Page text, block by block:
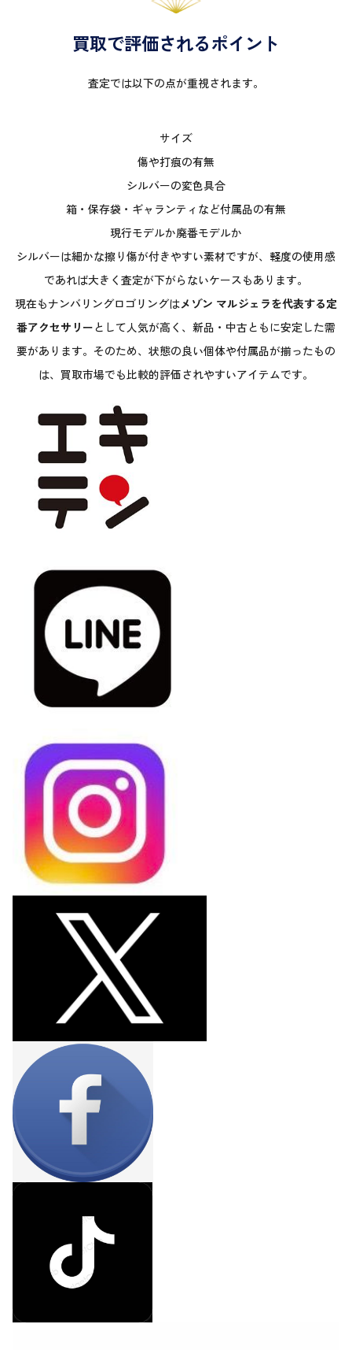
買取で評価されるポイント
査定では以下の点が重視されます。
サイズ
傷や打痕の有無
シルバーの変色具合
箱・保存袋・ギャランティなど付属品の有無
現行モデルか廃番モデルか
シルバーは細かな擦り傷が付きやすい素材ですが、軽度の使用感
であれば大きく査定が下がらないケースもあります。
現在もナンバリングロゴリングはメゾン マルジェラを代表する定
番アクセサリーとして人気が高く、新品・中古ともに安定した需
要があります。そのため、状態の良い個体や付属品が揃ったもの
は、買取市場でも比較的評価されやすいアイテムです。